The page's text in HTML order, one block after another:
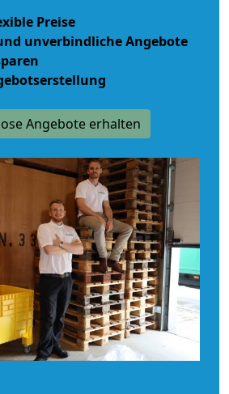
Preise
unverbindliche Angebote
Angebote erhalten